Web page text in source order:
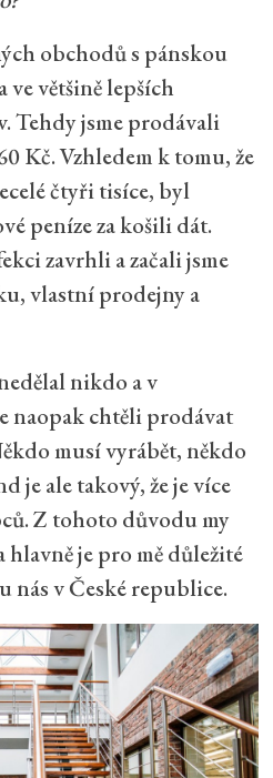
obchodů s pánskou
většině lepších
Tehdy jsme prodávali
Kč. Vzhledem k tomu, že
čtyři tisíce, byl
peníze za košili dát.
zavrhli a začali jsme
vlastní prodejny a
nikdo a v
naopak chtěli prodávat
musí vyrábět, někdo
je ale takový, že je více
Z tohoto důvodu my
hlavně je pro mě důležité
nás v České republice.